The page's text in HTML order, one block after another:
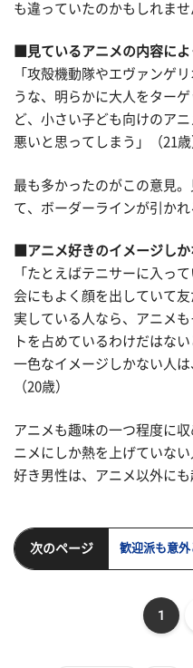
も違っていたのかもしれませ
■見ているアニメの内容に
「攻殻機動隊やエヴァンゲ
うな、明らかに大人をター
ど、小さい子ども向けのア
悪いと思ってしまう」（21歳
最も多かったのがこの意見
て、ボーダーラインが引かれ
■アニメ好きのイメージし
「たとえばテニサーに入っ
会にもよく顔を出していて
実している人なら、アニメ
トを占めているわけだはな
一色なイメージしかない人
（20歳）
アニメも趣味の一つ程度に
ニメにしか熱を上げていな
好き男性は、アニメ以外に
次のページ 歓迎派も意外
1